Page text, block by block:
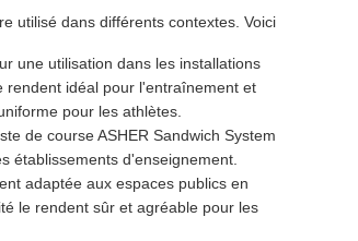
utilisé dans différents contextes. Voici
une utilisation dans les installations
rendent idéal pour l'entraînement et
pour les athlètes.
de course ASHER Sandwich System
établissements d'enseignement.
adaptée aux espaces publics en
le rendent sûr et agréable pour les